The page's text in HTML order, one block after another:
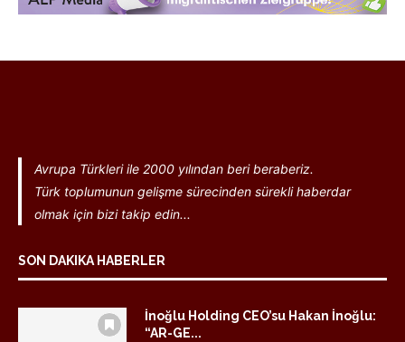
Avrupa Türkleri ile 2000 yılından beri beraberiz.
Türk toplumunun gelişme sürecinden sürekli haberdar
olmak için bizi takip edin...
SON DAKIKA HABERLER
İnoğlu Holding CEO’su Hakan İnoğlu:
“AR-GE...